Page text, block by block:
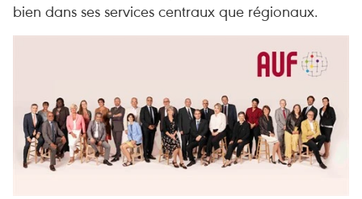
bien dans ses services centraux que régionaux.